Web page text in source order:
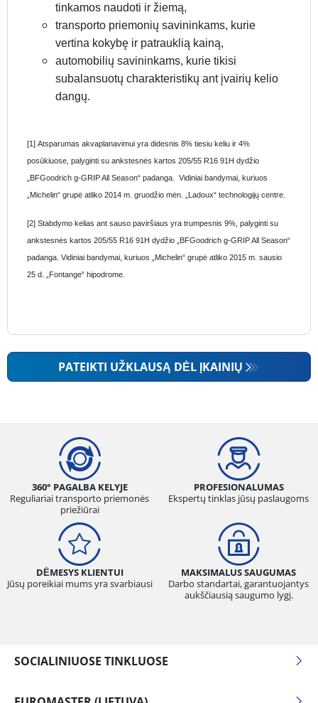
tinkamos naudoti ir žiemą,
transporto priemonių savininkams, kurie
vertina kokybę ir patrauklią kainą,
automobilių savininkams, kurie tikisi
subalansuotų charakteristikų ant įvairių kelio
dangų.
[1] Atsparumas akvaplanavimui yra didesnis 8% tiesiu keliu ir 4%
posūkiuose, palyginti su ankstesnės kartos 205/55 R16 91H dydžio
„BFGoodrich g-GRIP All Season“ padanga. Vidiniai bandymai, kuriuos
„Michelin“ grupė atliko 2014 m. gruodžio mėn. „Ladoux“ technologijų centre.
[2] Stabdymo kelias ant sauso paviršiaus yra trumpesnis 9%, palyginti su
ankstesnės kartos 205/55 R16 91H dydžio „BFGoodrich g-GRIP All Season“
padanga. Vidiniai bandymai, kuriuos „Michelin“ grupė atliko 2015 m. sausio
25 d. „Fontange“ hipodrome.
PATEIKTI UŽKLAUSĄ DĖL ĮKAINIŲ
360° PAGALBA KELYJE
Reguliariai transporto priemonės
priežiūrai
PROFESIONALUMAS
Ekspertų tinklas jūsų paslaugoms
DĖMESYS KLIENTUI
Jūsų poreikiai mums yra svarbiausi
MAKSIMALUS SAUGUMAS
Darbo standartai, garantuojantys
aukščiausią saugumo lygį.
SOCIALINIUOSE TINKLUOSE